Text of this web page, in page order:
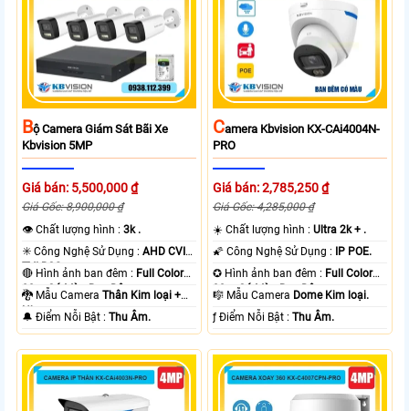
BỘ Camera Giám Sát Bãi Xe
Kbvision 5MP
Giá bán: 5,500,000 ₫
Giá Gốc: 8,900,000 ₫
👁 Chất lượng hình :3k .
✳️ Công Nghệ Sử Dụng :AHD CVI
TVI BCS.
🔴 Hình ảnh ban đêm : Full Color
80m Có Màu Ban Ðêm.
🐉️ Mẫu CameraThân Kim loại +
Nhựa.
️🔔 Điểm Nỗi Bật :Thu Âm.
CAmera Kbvision KX-CAi4004N-
PRO
Giá bán: 2,785,250 ₫
Giá Gốc: 4,285,000 ₫
☀️ Chất lượng hình :Ultra 2k + .
🌠 Công Nghệ Sử Dụng :
IP POE.
✪ Hình ảnh ban đêm : Full Color
30m Có Màu Ban Ðêm.
🎼️ Mẫu Camera Dome Kim loại.
️ƒ Điểm Nỗi Bật :Thu Âm.